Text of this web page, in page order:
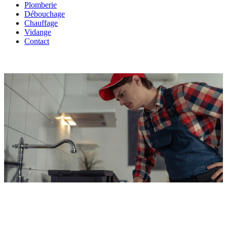
Plomberie
Débouchage
Chauffage
Vidange
Contact